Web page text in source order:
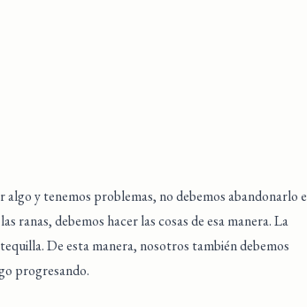
y tenemos problemas, no debemos abandonarlo e
ranas, debemos hacer las cosas de esa manera. La
De esta manera, nosotros también debemos
progresando.